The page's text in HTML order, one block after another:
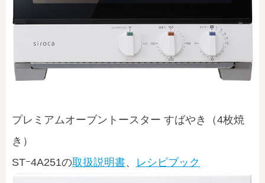
プレミアムオーブントースター すばやき（4枚焼
き）
STｰ4A251の取扱説明書、 レシピブック